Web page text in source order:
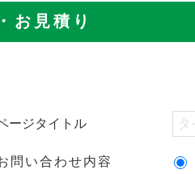
お見積り
ージタイトル
問い合わせ内容